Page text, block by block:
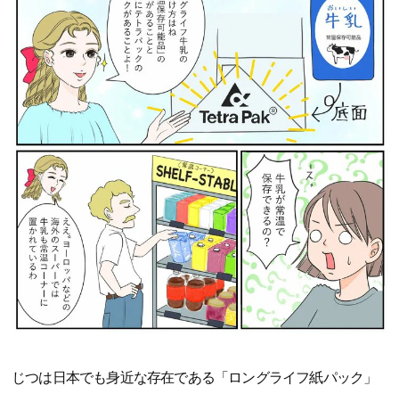
じつは日本でも身近な存在である「ロングライフ紙パック」